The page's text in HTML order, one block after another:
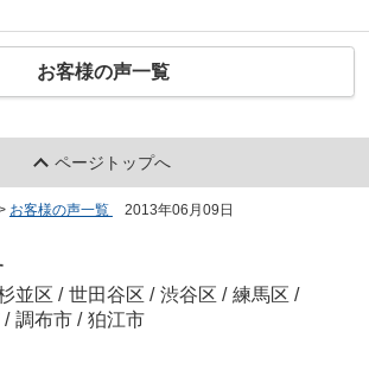
お客様の声一覧
ページトップへ
お客様の声一覧 2013年06月09日
並区 / 世田谷区 / 渋谷区 / 練馬区 /
/ 調布市 / 狛江市